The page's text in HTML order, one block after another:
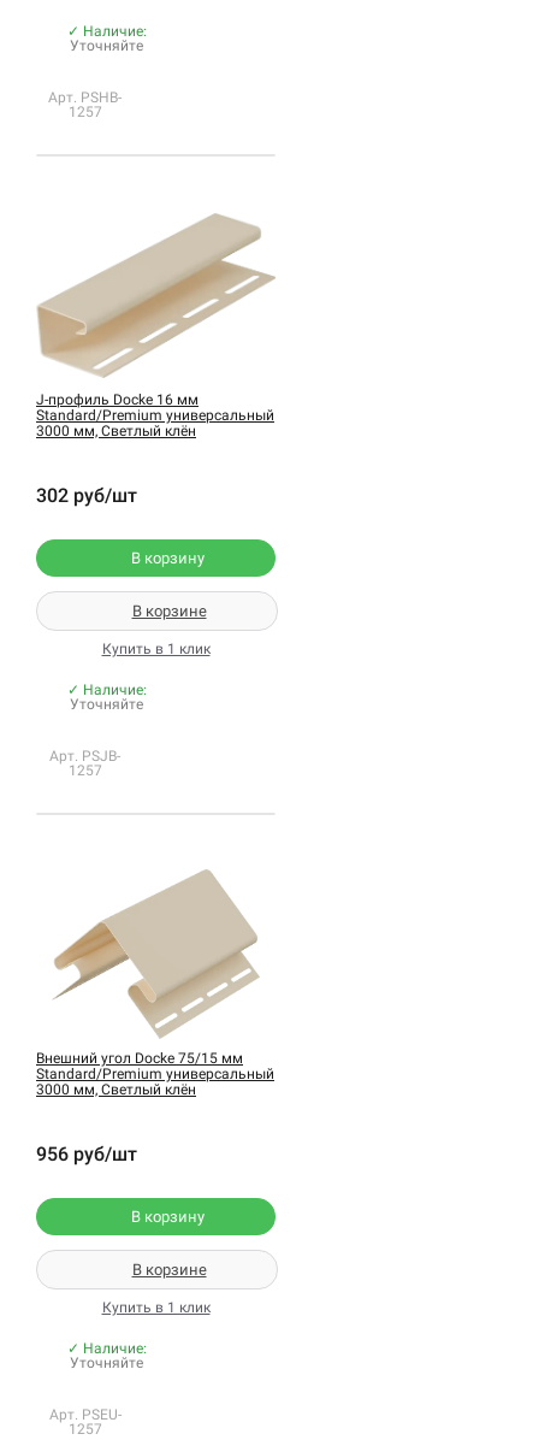
✓ Наличие:
Уточняйте
Арт. PSHB-
1257
J-профиль Docke 16 мм
Standard/Premium универсальный
3000 мм, Светлый клён
302 руб/шт
В корзину
В корзине
Купить в 1 клик
✓ Наличие:
Уточняйте
Арт. PSJB-
1257
Внешний угол Docke 75/15 мм
Standard/Premium универсальный
3000 мм, Светлый клён
956 руб/шт
В корзину
В корзине
Купить в 1 клик
✓ Наличие:
Уточняйте
Арт. PSEU-
1257